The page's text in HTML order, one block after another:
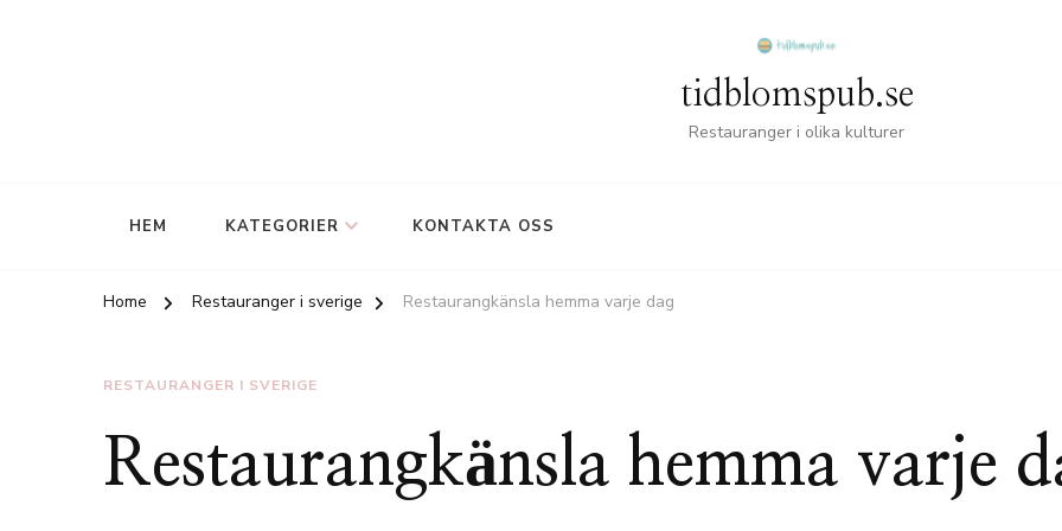
tidblomspub.se
Restauranger i olika kulturer
HEM KATEGORIER KONTAKTA OSS
Home Restauranger i sverige Restaurangkänsla hemma varje dag
RESTAURANGER I SVERIGE
Restaurangkänsla hemma varje